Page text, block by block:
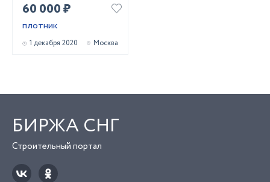
60 000 ₽
плотник
1 декабря 2020 Москва
БИРЖА СНГ
Строительный портал